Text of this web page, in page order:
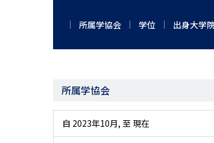
所属学協会 学位 出身大学
所属学協会
自 2023年10月, 至 現在